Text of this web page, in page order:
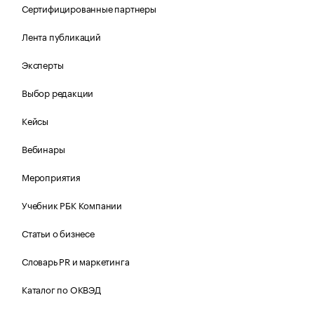
Сертифицированные партнеры
Лента публикаций
Эксперты
Выбор редакции
Кейсы
Вебинары
Мероприятия
Учебник РБК Компании
Статьи о бизнесе
Словарь PR и маркетинга
Каталог по ОКВЭД